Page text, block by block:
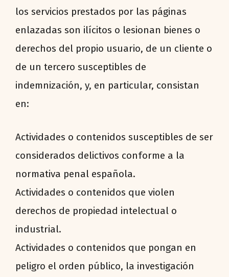
los servicios prestados por las páginas
enlazadas son ilícitos o lesionan bienes o
derechos del propio usuario, de un cliente o
de un tercero susceptibles de
indemnización, y, en particular, consistan
en:
Actividades o contenidos susceptibles de ser
considerados delictivos conforme a la
normativa penal española.
Actividades o contenidos que violen
derechos de propiedad intelectual o
industrial.
Actividades o contenidos que pongan en
peligro el orden público, la investigación